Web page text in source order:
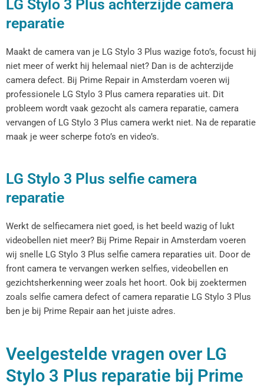
LG Stylo 3 Plus achterzijde camera
reparatie
Maakt de camera van je LG Stylo 3 Plus wazige foto’s, focust hij
niet meer of werkt hij helemaal niet? Dan is de achterzijde
camera defect. Bij Prime Repair in Amsterdam voeren wij
professionele LG Stylo 3 Plus camera reparaties uit. Dit
probleem wordt vaak gezocht als camera reparatie, camera
vervangen of LG Stylo 3 Plus camera werkt niet. Na de reparatie
maak je weer scherpe foto’s en video’s.
LG Stylo 3 Plus selfie camera
reparatie
Werkt de selfiecamera niet goed, is het beeld wazig of lukt
videobellen niet meer? Bij Prime Repair in Amsterdam voeren
wij snelle LG Stylo 3 Plus selfie camera reparaties uit. Door de
front camera te vervangen werken selfies, videobellen en
gezichtsherkenning weer zoals het hoort. Ook bij zoektermen
zoals selfie camera defect of camera reparatie LG Stylo 3 Plus
ben je bij Prime Repair aan het juiste adres.
Veelgestelde vragen over LG
Stylo 3 Plus reparatie bij Prime